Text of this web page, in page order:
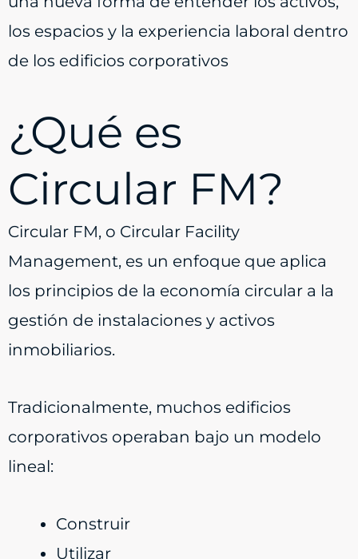
los espacios y la experiencia laboral dentro
de los edificios corporativos
¿Qué es
Circular FM?
Circular FM, o Circular Facility
Management, es un enfoque que aplica
los principios de la economía circular a la
gestión de instalaciones y activos
inmobiliarios.
Tradicionalmente, muchos edificios
corporativos operaban bajo un modelo
lineal:
Construir
Utilizar